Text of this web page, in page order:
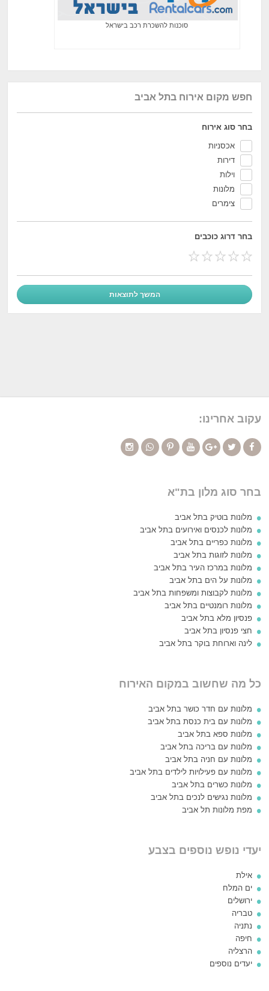
חפש מקום אירוח בתל אביב
בחר סוג אירוח
אכסניות
דירות
וילות
מלונות
צימרים
בחר דרוג כוכבים
סוכנות להשכרת רכב בישראל
עקוב אחרינו:
בחר סוג מלון בת"א
מלונות בוטיק בתל אביב
מלונות לכנסים ואירועים בתל אביב
מלונות כפריים בתל אביב
מלונות לזוגות בתל אביב
מלונות במרכז העיר בתל אביב
מלונות על הים בתל אביב
מלונות לקבוצות ומשפחות בתל אביב
מלונות רומנטיים בתל אביב
פנסיון מלא בתל אביב
חצי פנסיון בתל אביב
לינה וארוחת בוקר בתל אביב
כל מה שחשוב במקום האירוח
מלונות עם חדר כושר בתל אביב
מלונות עם בית כנסת בתל אביב
מלונות ספא בתל אביב
מלונות עם בריכה בתל אביב
מלונות עם חניה בתל אביב
מלונות עם פעילויות לילדים בתל אביב
מלונות כשרים בתל אביב
מלונות נגישים לנכים בתל אביב
מפת מלונות תל אביב
יעדי נופש נוספים בצבע
אילת
ים המלח
ירושלים
טבריה
נתניה
חיפה
הרצליה
יעדים נוספים